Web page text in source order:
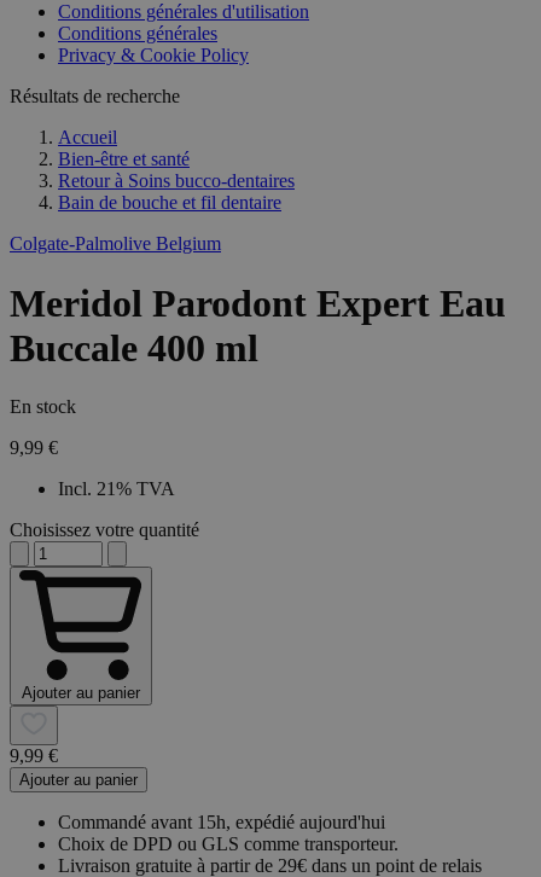
Conditions générales d'utilisation
Conditions générales
Privacy & Cookie Policy
Résultats de recherche
Accueil
Bien-être et santé
Retour à Soins bucco-dentaires
Bain de bouche et fil dentaire
Colgate-Palmolive Belgium
Meridol Parodont Expert Eau
Buccale 400 ml
En stock
9,99 €
Incl. 21% TVA
Choisissez votre quantité
Ajouter au panier
9,99 €
Ajouter au panier
Commandé avant 15h, expédié aujourd'hui
Choix de DPD ou GLS comme transporteur.
Livraison gratuite à partir de 29€ dans un point de relais